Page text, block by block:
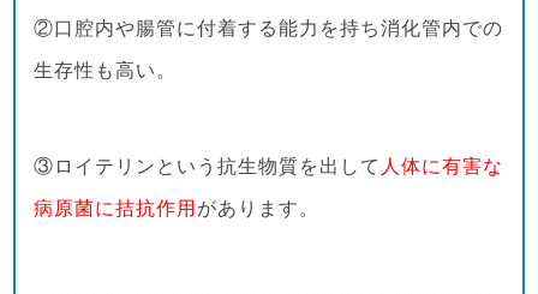
②口腔内や腸管に付着する能力を持ち消化管内での
生存性も高い。
③ロイテリンという抗生物質を出して 人体に有害な
病原菌に拮抗作用 があります。